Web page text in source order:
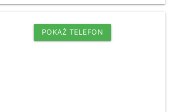
POKAŻ TELEFON